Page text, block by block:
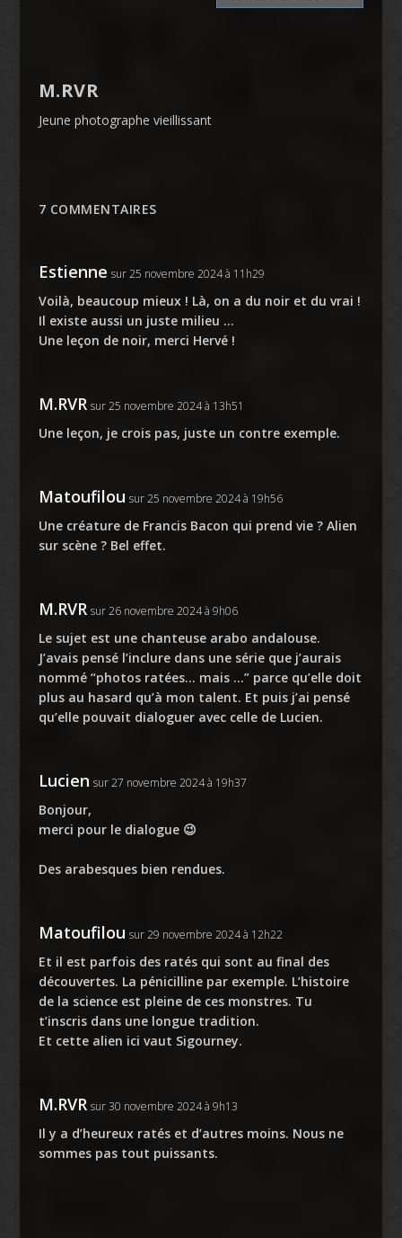
M.RVR
Jeune photographe vieillissant
7 COMMENTAIRES
Estienne sur 25 novembre 2024 à 11h29
Voilà, beaucoup mieux ! Là, on a du noir et du vrai !
Il existe aussi un juste milieu …
Une leçon de noir, merci Hervé !
M.RVR sur 25 novembre 2024 à 13h51
Une leçon, je crois pas, juste un contre exemple.
Matoufilou sur 25 novembre 2024 à 19h56
Une créature de Francis Bacon qui prend vie ? Alien
sur scène ? Bel effet.
M.RVR sur 26 novembre 2024 à 9h06
Le sujet est une chanteuse arabo andalouse.
J’avais pensé l’inclure dans une série que j’aurais
nommé “photos ratées… mais …” parce qu’elle doit
plus au hasard qu’à mon talent. Et puis j’ai pensé
qu’elle pouvait dialoguer avec celle de Lucien.
Lucien sur 27 novembre 2024 à 19h37
Bonjour,
merci pour le dialogue 😉
Des arabesques bien rendues.
Matoufilou sur 29 novembre 2024 à 12h22
Et il est parfois des ratés qui sont au final des
découvertes. La pénicilline par exemple. L’histoire
de la science est pleine de ces monstres. Tu
t’inscris dans une longue tradition.
Et cette alien ici vaut Sigourney.
M.RVR sur 30 novembre 2024 à 9h13
Il y a d’heureux ratés et d’autres moins. Nous ne
sommes pas tout puissants.